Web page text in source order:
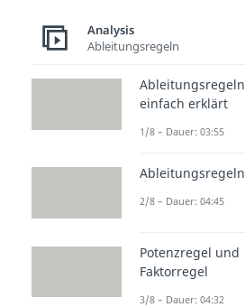
Analysis
Ableitungsregeln
Ableitungsregeln
einfach erklärt
1/8 – Dauer: 03:55
Ableitungsregeln
2/8 – Dauer: 04:45
Potenzregel und
Faktorregel
3/8 – Dauer: 04:32